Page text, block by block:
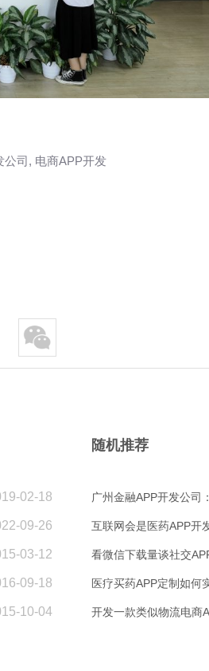
公司 , 电商APP开发
02-18
09-26
03-12
09-18
10-04
随机推荐
广州金融APP开发公司
互联网会是医药APP开
看微信下载量谈社交
医疗买药APP定制如何
开发一款类似物流电商